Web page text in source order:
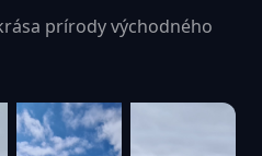
prírody východného